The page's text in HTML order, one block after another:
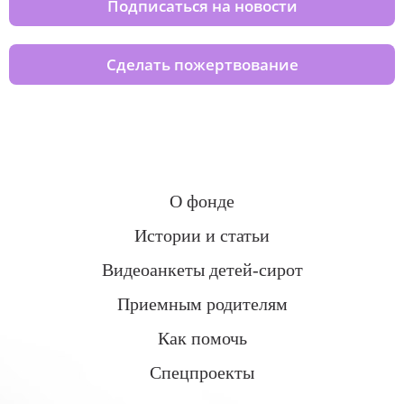
Подписаться на новости
Сделать пожертвование
О фонде
Истории и статьи
Видеоанкеты детей-сирот
Приемным родителям
Как помочь
Спецпроекты